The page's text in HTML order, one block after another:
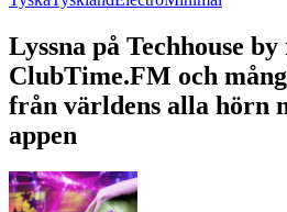
Lyssna på Techhouse
ClubTime.FM och
från världens alla hörn
appen